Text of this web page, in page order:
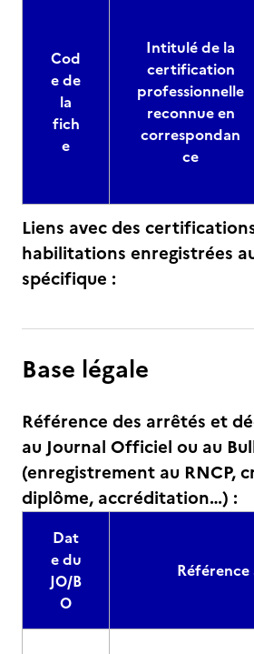
Cod
e de
la
fich
e
Intitulé de la
certification
professionnelle
reconnue en
correspondan
ce
Liens avec des
habilitations enregistrées
spécifique :
Base légale
Référence des arrêtés et
au Journal Officiel ou au
(enregistrement au RNCP,
diplôme, accréditation…) :
Dat
e du
JO/B
O
Référence